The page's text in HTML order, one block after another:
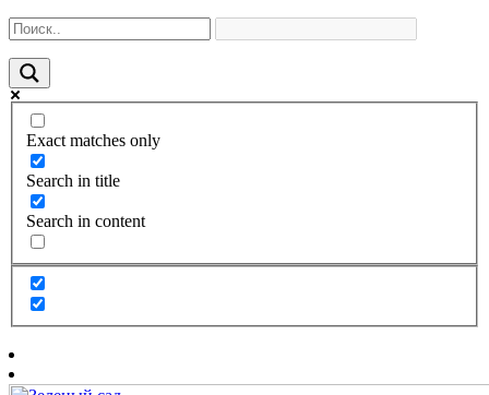
Exact matches only
Search in title
Search in content